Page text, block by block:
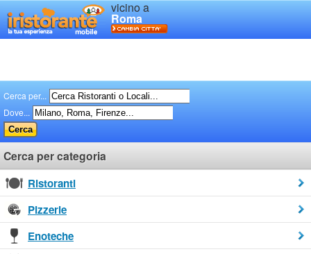
vicino a
Roma
Cerca per...
Dove...
Cerca per categoria
Ristoranti
Pizzerie
Enoteche